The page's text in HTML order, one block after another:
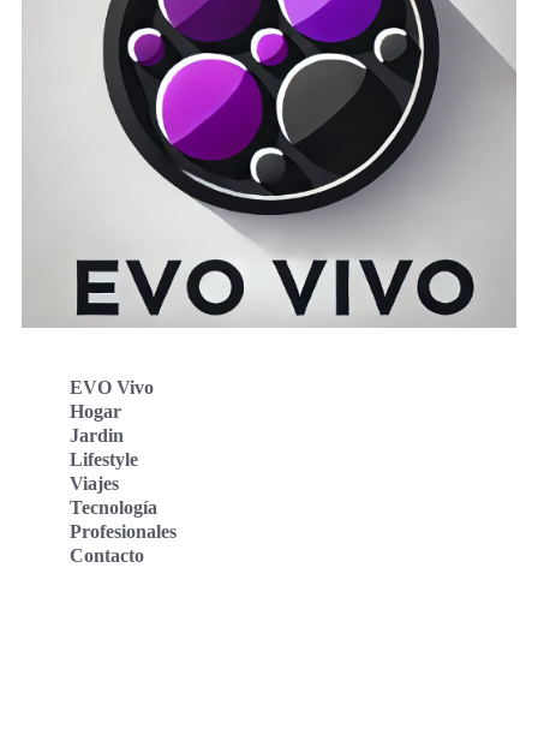
EVO Vivo
Hogar
Jardin
Lifestyle
Viajes
Tecnología
Profesionales
Contacto